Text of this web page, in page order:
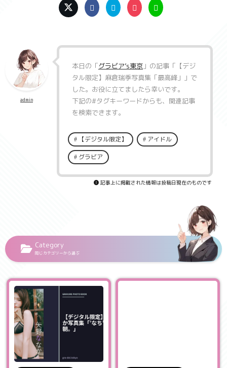
admin
本日の「グラビア’s東京 」の記事「 【デジ
タル限定】麻倉瑞季写真集「最高峰」
」で
した。お役に立てましたら幸いです。
下記の#タグキーワードからも、関連記事
を検索できます。
【デジタル限定】 アイドル
グラビア
記事上に掲載された情報は投稿日現在のものです
Category
同じカテゴリーから選ぶ